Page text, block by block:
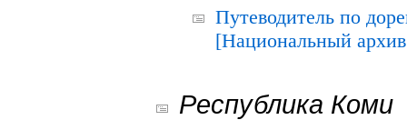
Путеводитель по
[Национальный
Республика Коми